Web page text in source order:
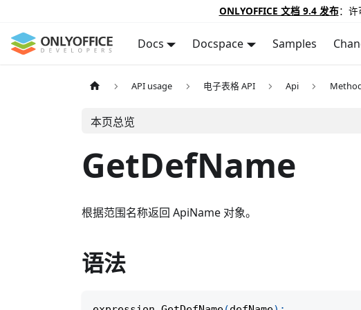
ONLYOFFICE 文档 9.4 发布：许
Docs Docspace Samples
API usage 电子表格 API Api
本页总览
GetDefName
根据范围名称返回 ApiName 对象。
语法